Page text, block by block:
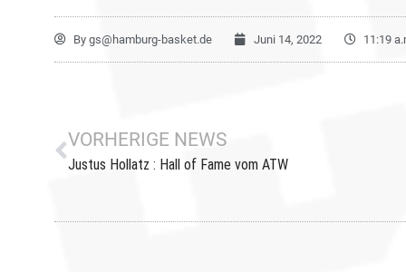
By gs@hamburg-basket.de Juni 14, 2022 11:19
VORHERIGE NEWS
Justus Hollatz : Hall of Fame vom ATW